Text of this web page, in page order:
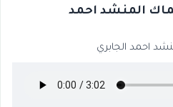
المنشد احمد
احمد الجابري